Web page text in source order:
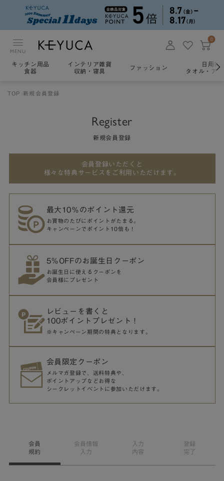
MENU
0
キッチン用品
食器
インテリア雑貨
収納・寝具
ファッション
日用雑
タオル・ア
TOP 新規会員登録
Register
新規会員登録
会員登録いただくと
様々な特典サービスをご利用いただけます。
最大10％のポイント還元
お買物のたびにポイントがたまる。
キャンペーンでポイント10倍も！
5％OFFのお誕生日クーポン
お誕生日に使えるクーポンを
会員様にプレゼント
レビューを書くと
100ポイントプレゼント！
※キャンペーン期間の特典となります。
会員限定クーポン
メルマガ登録で、送料特典や、
ポイントアップなどお得な
シークレットイベントに参加いただけます。
会員
規約
会員情報
入力
入力
内容
登録
完了